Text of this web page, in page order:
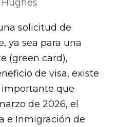
Hughes
solicitud de
ya sea para una
(green card),
de visa, existe
que
de 2026, el
e Inmigración de